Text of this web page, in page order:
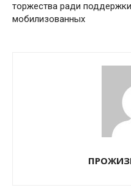
торжества ради поддержки
мобилизованных